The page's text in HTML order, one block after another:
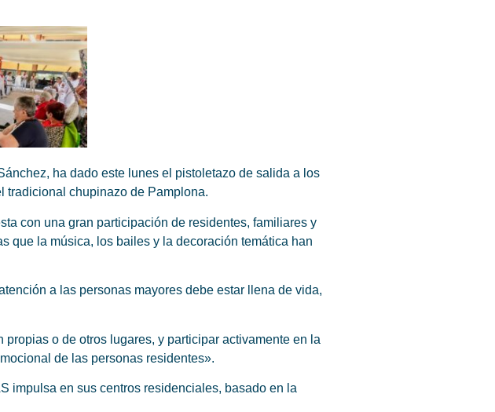
ha dado este lunes el pistoletazo de salida a los
tradicional chupinazo de Pamplona.
con una gran participación de residentes, familiares y
que la música, los bailes y la decoración temática han
a las personas mayores debe estar llena de vida,
o de otros lugares, y participar activamente en la
de las personas residentes».
impulsa en sus centros residenciales, basado en la